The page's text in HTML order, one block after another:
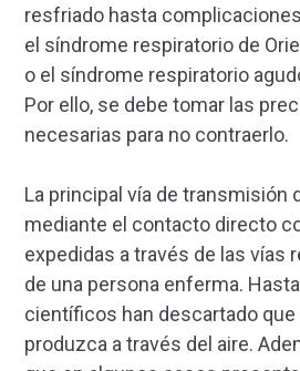
resfriado hasta
el síndrome respiratorio de
o el síndrome respiratorio
Por ello, se debe tomar las
necesarias para no contraerlo.
La principal vía de transmisión
mediante el contacto directo
expedidas a través de las vías
de una persona enferma.
científicos han descartado
produzca a través del aire.